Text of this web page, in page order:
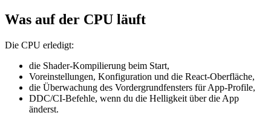
Was auf der CPU läuft
Die CPU erledigt:
die Shader-Kompilierung beim Start,
Voreinstellungen, Konfiguration und die React-Oberfläche,
die Überwachung des Vordergrundfensters für App-Profile,
DDC/CI-Befehle, wenn du die Helligkeit über die App
änderst.